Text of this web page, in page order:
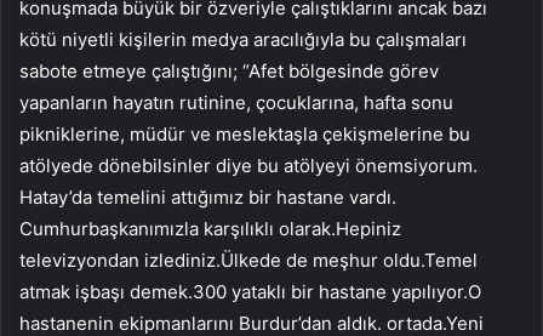
konuşmada büyük bir özveriyle çalıştıklarını ancak bazı
kötü niyetli kişilerin medya aracılığıyla bu çalışmaları
sabote etmeye çalıştığını; “Afet bölgesinde görev
yapanların hayatın rutinine, çocuklarına, hafta sonu
pikniklerine, müdür ve meslektaşla çekişmelerine bu
atölyede dönebilsinler diye bu atölyeyi önemsiyorum.
Hatay’da temelini attığımız bir hastane vardı.
Cumhurbaşkanımızla karşılıklı olarak.Hepiniz
televizyondan izlediniz.Ülkede de meşhur oldu.Temel
atmak işbaşı demek.300 yataklı bir hastane yapılıyor.O
hastanenin ekipmanlarını Burdur’dan aldık. ortada.Yeni